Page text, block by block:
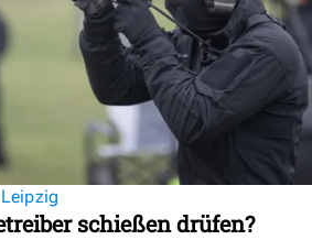
schießen drüfen?